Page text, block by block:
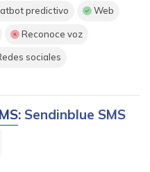
predictivo Web
Reconoce voz
sociales
: Sendinblue SMS